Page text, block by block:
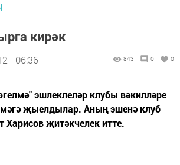
кирәк
- 06:36 843 0 0
эшлеклеләр клубы вәкилләре
җыелдылар. Аның эшенә клуб
Харисов җитәкчелек итте.